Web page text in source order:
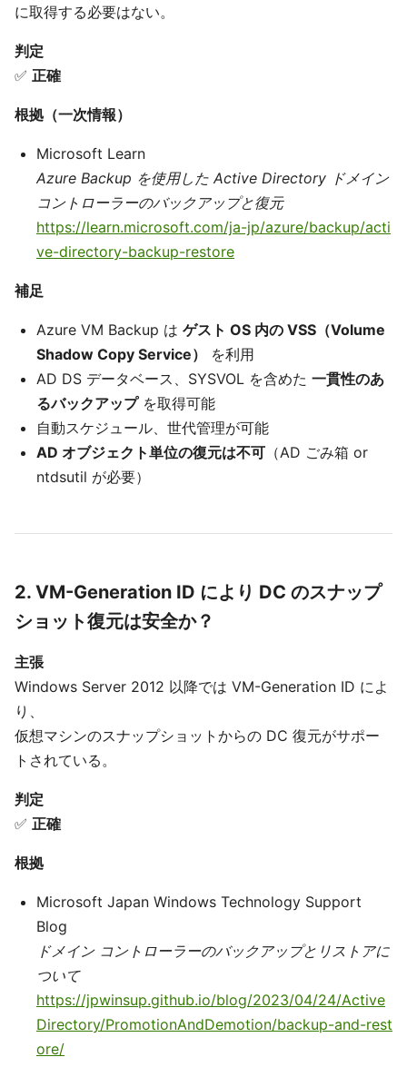
に取得する必要はない。
判定
✅ 正確
根拠（一次情報）
Microsoft Learn
Azure Backup を使用した Active Directory ドメイン
コントローラーのバックアップと復元
https://learn.microsoft.com/ja-jp/azure/backup/acti
ve-directory-backup-restore
補足
Azure VM Backup は ゲスト OS 内の VSS（Volume
Shadow Copy Service）
を利用
AD DS データベース、SYSVOL を含めた 一貫性のあ
るバックアップを取得可能
自動スケジュール、世代管理が可能
AD オブジェクト単位の復元は不可 （AD ごみ箱 or
ntdsutil が必要）
2. VM-Generation ID により DC のスナップ
ショット復元は安全か？
主張
Windows Server 2012 以降では VM-Generation ID によ
り、
仮想マシンのスナップショットからの DC 復元がサポー
トされている。
判定
✅ 正確
根拠
Microsoft Japan Windows Technology Support
Blog
ドメイン コントローラーのバックアップとリストアに
ついて
https://jpwinsup.github.io/blog/2023/04/24/Active
Directory/PromotionAndDemotion/backup-and-rest
ore/